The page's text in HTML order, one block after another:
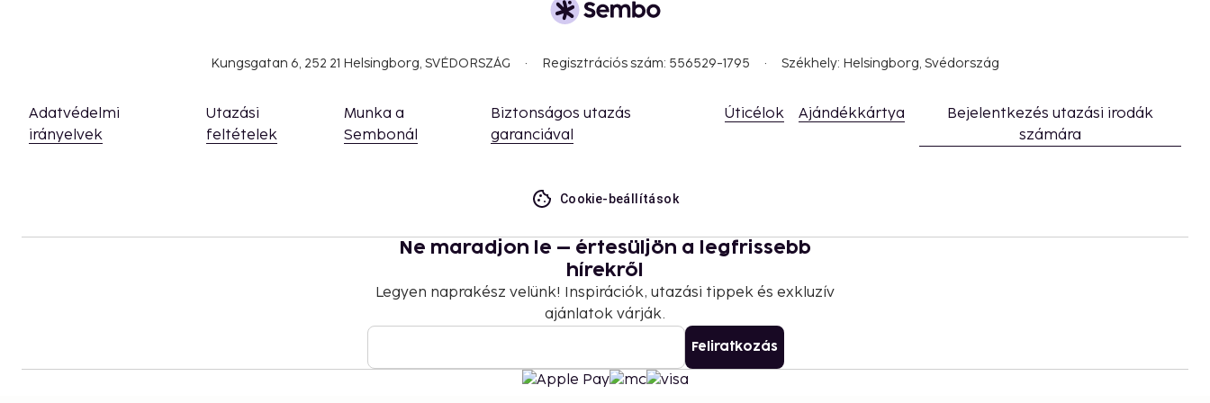
Health club access
In-room coffee
In-room safe
Fee for buffet breakfast: approximately USD 35 to 54 per person
Kungsgatan 6, 252 21 Helsingborg, SVÉDORSZÁG Regisztrációs szám: 556529-1795 Székhely: Helsingborg, Svédország
Adatvédelmi
irányelvek
Utazási
feltételek
Munka a
Sembonál
Biztonságos utazás
garanciával
Úticélok Ajándékkártya
Bejelentkezés utazási irodák
számára
Cookie-beállítások
Ne maradjon le – értesüljön a legfrissebb
hírekről
Legyen naprakész velünk! Inspirációk, utazási tippek és exkluzív
ajánlatok várják.
Feliratkozás